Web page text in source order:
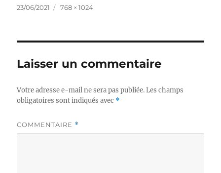
Publié
23/06/2021
Taille
768 × 1024
Laisser un commentaire
Votre adresse e-mail ne sera pas publiée. Les champs
obligatoires sont indiqués avec *
COMMENTAIRE *